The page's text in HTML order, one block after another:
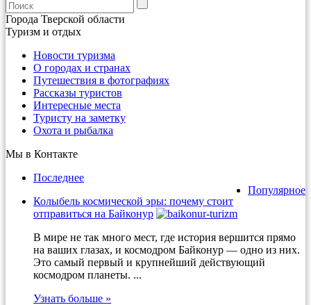
Города Тверской области
Туризм и отдых
Новости туризма
О городах и странах
Путешествия в фотографиях
Рассказы туристов
Интересные места
Туристу на заметку
Охота и рыбалка
Мы в Контакте
Последнее
Популярное
Колыбель космической эры: почему стоит
отправиться на Байконур
В мире не так много мест, где история вершится прямо
на ваших глазах, и космодром Байконур — одно из них.
Это самый первый и крупнейший действующий
космодром планеты. ...
Узнать больше »